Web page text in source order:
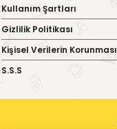
Kullanım Şartları
Gizlilik Politikası
Kişisel Verilerin Korunması
S.S.S